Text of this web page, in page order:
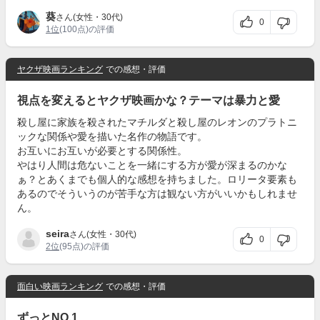
葵さん(女性・30代)
1位(100点)の評価
0
ヤクザ映画ランキング での感想・評価
視点を変えるとヤクザ映画かな？テーマは暴力と愛
殺し屋に家族を殺されたマチルダと殺し屋のレオンのプラトニ
ックな関係や愛を描いた名作の物語です。
お互いにお互いが必要とする関係性。
やはり人間は危ないことを一緒にする方が愛が深まるのかな
ぁ？とあくまでも個人的な感想を持ちました。ロリータ要素も
あるのでそういうのが苦手な方は観ない方がいいかもしれませ
ん。
seiraさん(女性・30代)
2位(95点)の評価
0
面白い映画ランキング での感想・評価
ずっとNO.1